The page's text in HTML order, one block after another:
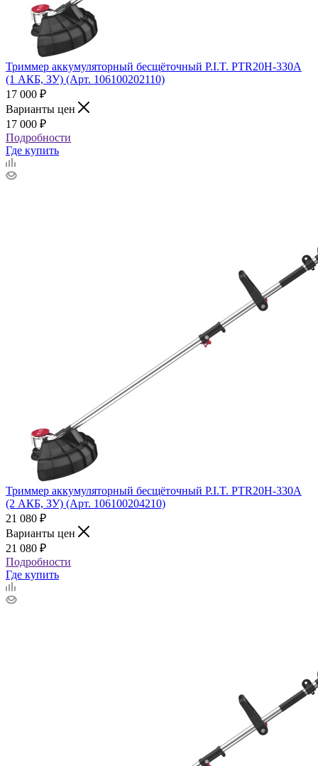
Триммер аккумуляторный бесщёточный P.I.T. PTR20H-330A
(1 АКБ, ЗУ) (Арт. 106100202110)
17 000 ₽
Варианты цен
17 000 ₽
Подробности
Где купить
Триммер аккумуляторный бесщёточный P.I.T. PTR20H-330A
(2 АКБ, ЗУ) (Арт. 106100204210)
21 080 ₽
Варианты цен
21 080 ₽
Подробности
Где купить